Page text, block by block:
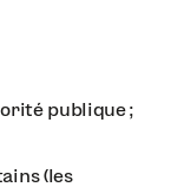
publique ;
(les